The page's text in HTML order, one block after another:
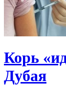
Корь
Дубая